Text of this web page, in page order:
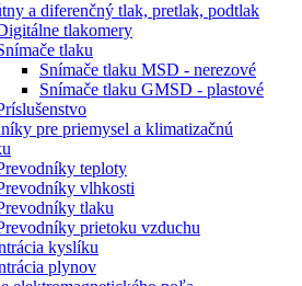
a diferenčný tlak, pretlak, podtlak
tlakomery
tlaku
Snímače tlaku MSD - nerezové
Snímače tlaku GMSD - plastové
pre priemysel a klimatizačnú
teploty
vlhkosti
tlaku
prietoku vzduchu
kyslíku
plynov